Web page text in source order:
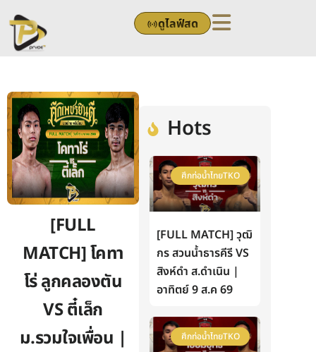
to
content
ดูไลฟ์สด
[FULL
MATCH] โคทา
โร่ ลูกคลองตัน
VS ตี๋เล็ก
ม.รวมใจเพื่อน |
Hots
ศึกท่อน้ำไทยTKO
[FULL MATCH] วุฒิ
กร สวนน้ำธารคีรี VS
สิงห์ดำ ส.ดำเนิน |
อาทิตย์ 9 ส.ค 69
ศึกท่อน้ำไทยTKO